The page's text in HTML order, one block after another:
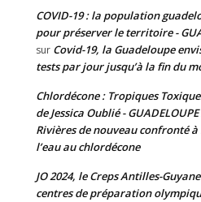
COVID-19 : la population
pour préserver le territoire -
sur Covid-19, la Guadeloupe
tests par jour jusqu’à la fin du
Chlordécone : Tropiques
de Jessica Oublié - GUADELOUPE
Rivières de nouveau confronté
l’eau au chlordécone
JO 2024, le Creps Antilles-
centres de préparation